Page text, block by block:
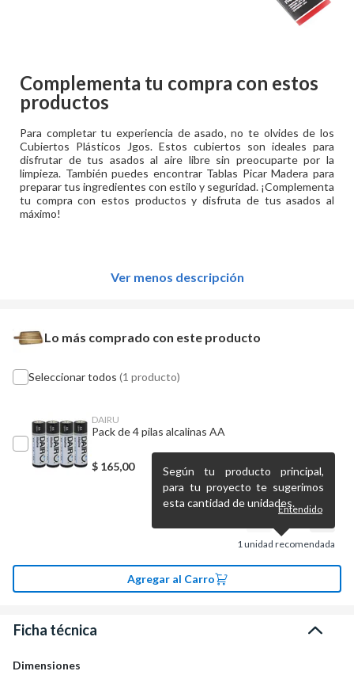
Complementa tu compra con estos
productos
Para completar tu experiencia de asado, no te olvides de los
Cubiertos Plásticos Jgos. Estos cubiertos son ideales para
disfrutar de tus asados al aire libre sin preocuparte por la
limpieza. También puedes encontrar Tablas Picar Madera para
preparar tus ingredientes con estilo y seguridad. ¡Complementa
tu compra con estos productos y disfruta de tus asados al
máximo!
Ver menos descripción
Lo más comprado con este producto
Seleccionar todos (1 producto)
DAIRU
Pack de 4 pilas alcalinas AA
$ 165,00
1unidad recomendada
Según tu producto principal,
para tu proyecto te sugerimos
esta cantidad de unidades.Entendido
Agregar al Carro
Ficha técnica
Dimensiones